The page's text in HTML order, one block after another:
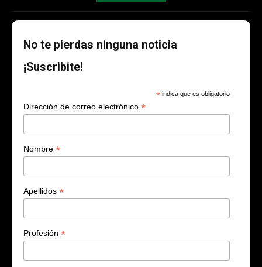
No te pierdas ninguna noticia
¡Suscribite!
* indica que es obligatorio
Dirección de correo electrónico *
Nombre *
Apellidos *
Profesión *